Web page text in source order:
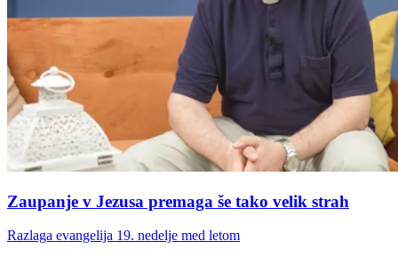
Zaupanje v Jezusa premaga še tako velik strah
Razlaga evangelija 19. nedelje med letom